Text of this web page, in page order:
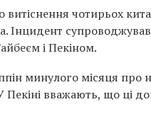
чотирьох
Інцидент
і Пекіном.
минулого місяця про
вважають, що ці